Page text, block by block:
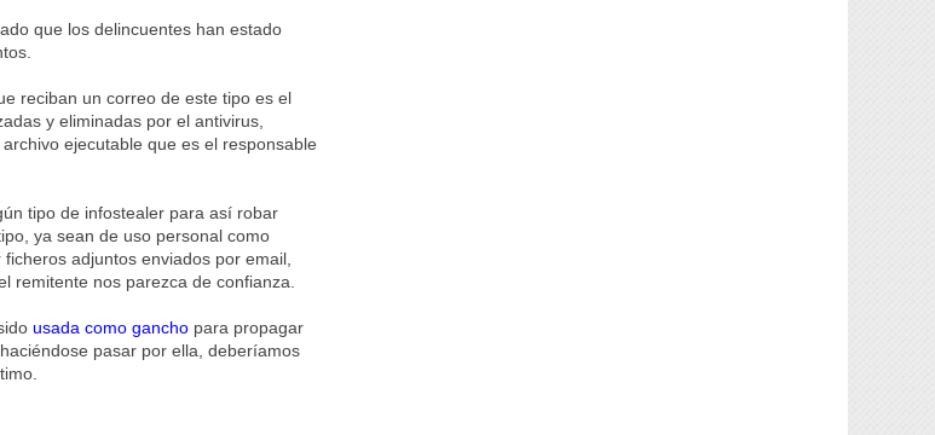
que los delincuentes han estado
reciban un correo de este tipo es el
y eliminadas por el antivirus,
ejecutable que es el responsable
tipo de infostealer para así robar
ya sean de uso personal como
adjuntos enviados por email,
remitente nos parezca de confianza.
usada como gancho para propagar
pasar por ella, deberíamos